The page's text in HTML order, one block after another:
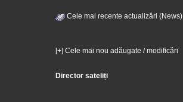
Cele mai recente actualizări (News)
[+] Cele mai nou adăugate / modificări
Director sateliți